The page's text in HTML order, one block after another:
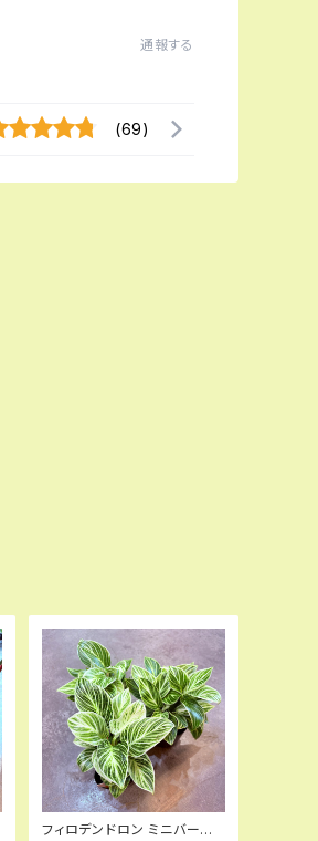
通報する
(69)
フィロデンドロン ミニバーキ